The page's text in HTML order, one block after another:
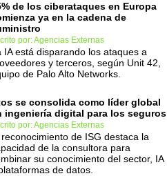
de los ciberataques en Europa
ya en la cadena de
por: Agencias Externas
IA está disparando los ataques a
y terceros, según Unit 42,
de Palo Alto Networks.
se consolida como líder global
ingeniería digital para los seguros
por: Agencias Externas
reconocimiento de ISG destaca la
de la consultora para
su conocimiento del sector, IA
de datos.